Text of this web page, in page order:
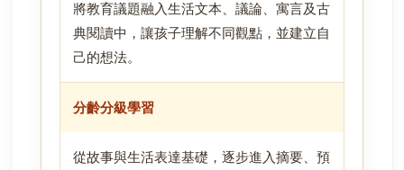
將教育議題融入生活文本、議論、寓言及古
典閱讀中，讓孩子理解不同觀點，並建立自
己的想法。
分齡分級學習
從故事與生活表達基礎，逐步進入摘要、預